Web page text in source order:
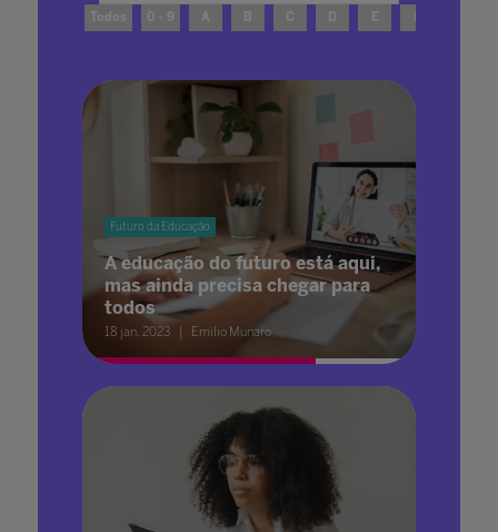
Todos 0 - 9 A B C E
Futuro da Educação
A educação do futuro está aqui,
mas ainda precisa chegar para
todos
18 jan. 2023 Emilio Munaro